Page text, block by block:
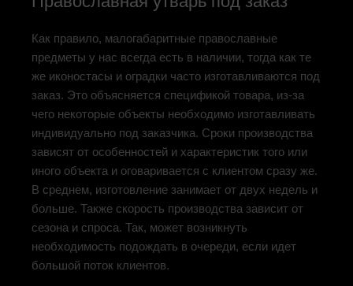
Как правило, малогабаритные православные
предметы у нас всегда есть в наличии, тогда как те
же иконостасы и оградки часто изготавливаются под
заказ. Это объясняется спецификой товара, из-за
чего некоторые объекты необходимо изготавливать
индивидуально под заказчика. Сроки производства
зависят от особенностей и характеристик того или
иного объекта и оговаривается с клиентом сразу же.
В среднем, изготовление занимает от двух недель и
больше. Также скорость производства зависит от
сезона и спроса. Так, может возникнуть
необходимость подождать в очереди, если идет
большой поток клиентов.